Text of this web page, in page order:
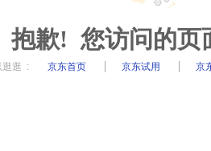
抱歉! 您访问的页
逛逛 : 京东首页 京东试用 京